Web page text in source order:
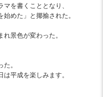
を書くこととなり、
めた」と揶揄された。
景色が変わった。
。
平成を楽しみます。